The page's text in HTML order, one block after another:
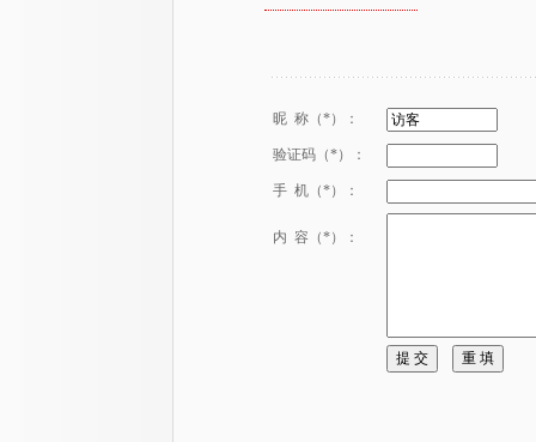
昵 称（*）：
验证码（*）：
手 机（*）：
内 容（*）：